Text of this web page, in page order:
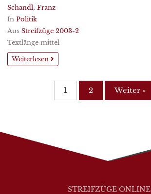
Schandl, Franz
In Politik
Aus Streifzüge 2003-2
Textlänge mittel
Weiterlesen
1 2 Weiter »
STREIFZÜGE ONLINE